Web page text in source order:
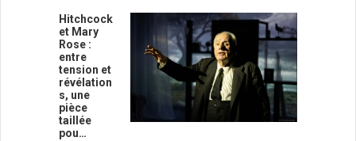
Hitchcock
et Mary
Rose :
entre
tension et
révélation
s, une
pièce
taillée
pou…